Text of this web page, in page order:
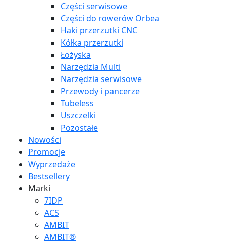
Części serwisowe
Części do rowerów Orbea
Haki przerzutki CNC
Kółka przerzutki
Łożyska
Narzędzia Multi
Narzędzia serwisowe
Przewody i pancerze
Tubeless
Uszczelki
Pozostałe
Nowości
Promocje
Wyprzedaże
Bestsellery
Marki
7IDP
ACS
AMBIT
AMBIT®